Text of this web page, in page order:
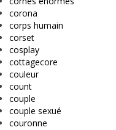
corona
corps humain
corset
cosplay
cottagecore
couleur
count
couple
couple sexué
couronne